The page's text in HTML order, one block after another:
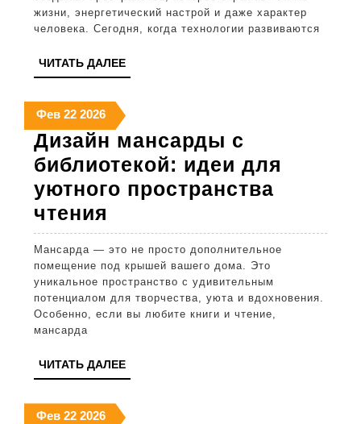
технологии
жизни, энергетический настрой и даже характер
человека. Сегодня, когда технологии развиваются
ЧИТАТЬ ДАЛЕЕЧИТАТЬ
ДАЛЕЕ
Фев22
февраля
2026
2222
февраля
2026
202622
февраля
2026
Дизайн мансарды с
библиотекой: идеи для
уютного пространства
чтения
мансарды
с
библиотекой:
идеи
уютного
пространства
чтения
Мансарда — это не просто дополнительное
помещение под крышей вашего дома. Это
уникальное пространство с удивительным
потенциалом для творчества, уюта и вдохновения.
Особенно, если вы любите книги и чтение,
мансарда
ЧИТАТЬ ДАЛЕЕЧИТАТЬ
ДАЛЕЕ
Фев22
2222
202622